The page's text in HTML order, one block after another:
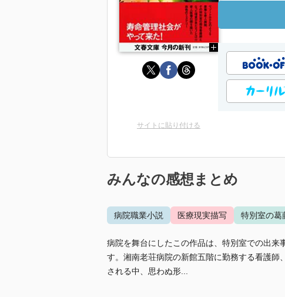
サイトに貼り付ける
みんなの感想まとめ
病院職業小説 医療現実描写 特別室の葛
病院を舞台にしたこの作品は、特別室での出来
す。湘南老荘病院の新館五階に勤務する看護
される中、思わぬ形...